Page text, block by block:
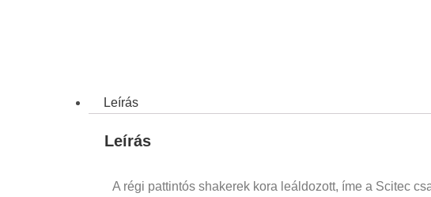
Leírás
Leírás
A régi pattintós shakerek kora leáldozott, íme a Scitec